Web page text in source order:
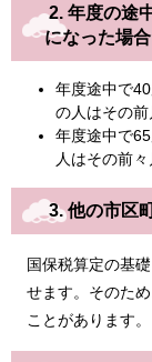
2. 年度の途
になった場
年度途中で
の人はその前
年度途中で
人はその前
3. 他の市区
国保税算定の基
せます。そのた
ことがあります。